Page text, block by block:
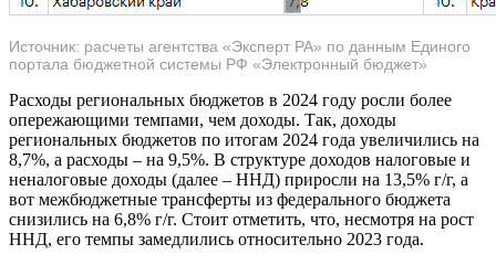
Источник: расчеты агентства «Эксперт РА» по данным Единого
портала бюджетной системы РФ «Электронный бюджет»
Расходы региональных бюджетов в 2024 году росли более
опережающими темпами, чем доходы. Так, доходы
региональных бюджетов по итогам 2024 года увеличились на
8,7%, а расходы – на 9,5%. В структуре доходов налоговые и
неналоговые доходы (далее – ННД) приросли на 13,5% г/г, а
вот межбюджетные трансферты из федерального бюджета
снизились на 6,8% г/г. Стоит отметить, что, несмотря на рост
ННД, его темпы замедлились относительно 2023 года.